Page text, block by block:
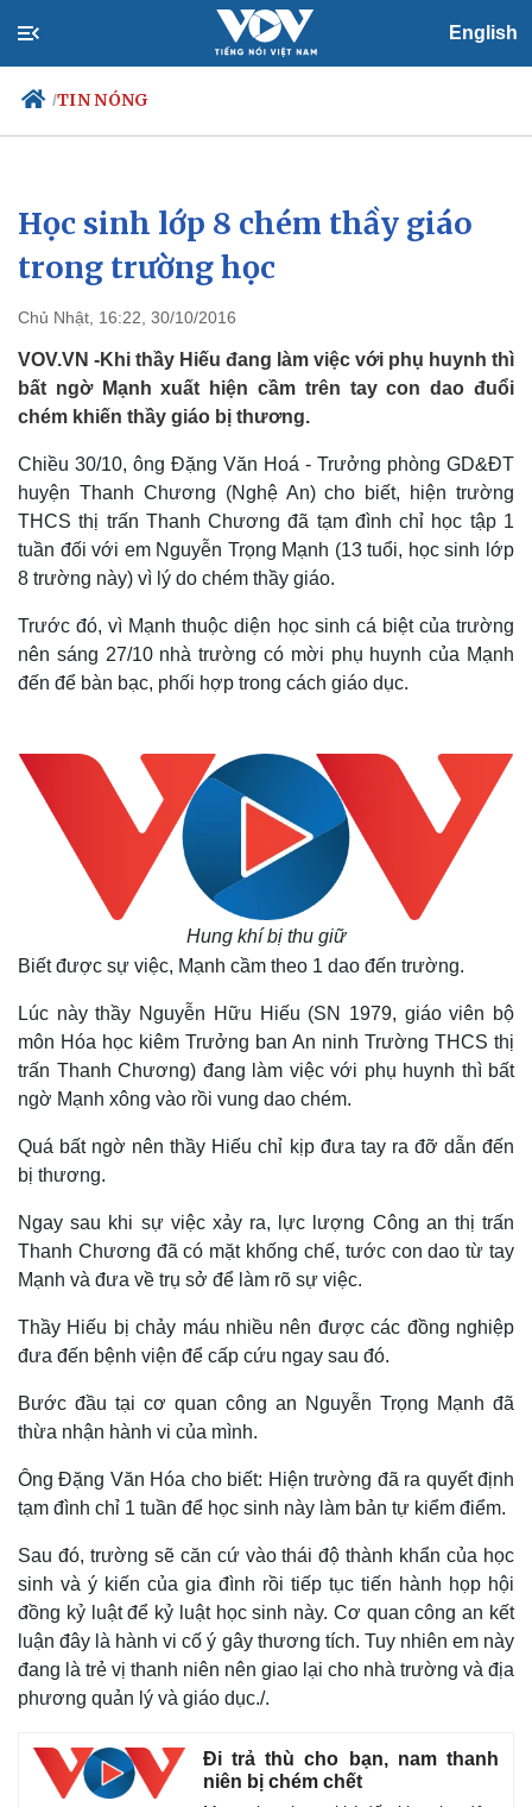
English
/TIN NÓNG
Chính trị
Tổ chức nhân sự
Nhận diện sự thật
Xã hội
Việc làm
Biển đảo
Thế giới
Quan sát
Cuộc sống đó đây
Hồ sơ
Multimedia
Video
Ảnh
E-Magazine
Infographic
Học sinh lớp 8 chém thầy giáo
trong trường học
Chủ Nhật, 16:22, 30/10/2016
VOV.VN -Khi thầy Hiếu đang làm việc với phụ huynh thì
bất ngờ Mạnh xuất hiện cầm trên tay con dao đuổi
chém khiến thầy giáo bị thương.
Chiều 30/10, ông Đặng Văn Hoá - Trưởng phòng GD&ĐT
huyện Thanh Chương (Nghệ An) cho biết, hiện trường
THCS thị trấn Thanh Chương đã tạm đình chỉ học tập 1
tuần đối với em Nguyễn Trọng Mạnh (13 tuổi, học sinh lớp
8 trường này) vì lý do chém thầy giáo.
Trước đó, vì Mạnh thuộc diện học sinh cá biệt của trường
nên sáng 27/10 nhà trường có mời phụ huynh của Mạnh
đến để bàn bạc, phối hợp trong cách giáo dục.
Hung khí bị thu giữ
Biết được sự việc, Mạnh cầm theo 1 dao đến trường.
Lúc này thầy Nguyễn Hữu Hiếu (SN 1979, giáo viên bộ
môn Hóa học kiêm Trưởng ban An ninh Trường THCS thị
trấn Thanh Chương) đang làm việc với phụ huynh thì bất
ngờ Mạnh xông vào rồi vung dao chém.
Quá bất ngờ nên thầy Hiếu chỉ kịp đưa tay ra đỡ dẫn đến
bị thương.
Ngay sau khi sự việc xảy ra, lực lượng Công an thị trấn
Thanh Chương đã có mặt khống chế, tước con dao từ tay
Mạnh và đưa về trụ sở để làm rõ sự việc.
Thầy Hiếu bị chảy máu nhiều nên được các đồng nghiệp
đưa đến bệnh viện để cấp cứu ngay sau đó.
Bước đầu tại cơ quan công an Nguyễn Trọng Mạnh đã
thừa nhận hành vi của mình.
Ông Đặng Văn Hóa cho biết: Hiện trường đã ra quyết định
tạm đình chỉ 1 tuần để học sinh này làm bản tự kiểm điểm.
Sau đó, trường sẽ căn cứ vào thái độ thành khẩn của học
sinh và ý kiến của gia đình rồi tiếp tục tiến hành họp hội
đồng kỷ luật để kỷ luật học sinh này. Cơ quan công an kết
luận đây là hành vi cố ý gây thương tích. Tuy nhiên em này
đang là trẻ vị thanh niên nên giao lại cho nhà trường và địa
phương quản lý và giáo dục./.
Đi trả thù cho bạn, nam thanh
niên bị chém chết